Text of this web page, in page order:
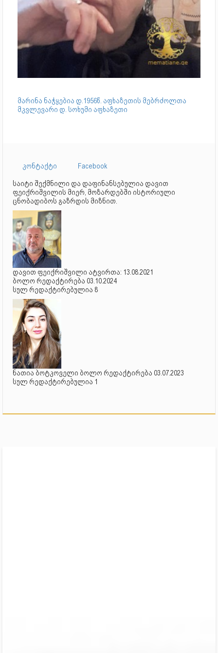
მარინა ნაჭყებია დ.1956წ. აფხაზეთის მებრძოლთა
მკვლევარი დ. სოხუმი აფხაზეთი
კონტაქტი
Facebook
საიტი შექმნილი და დაფინანსებულია დავით
ფეიქრიშვილის მიერ, მოზარდებში ისტორიული
ცნობადიბოს გაზრდის მიზნით.
დავით ფეიქრიშვილი ატვირთა: 13.08.2021
ბოლო რედაქტირება 03.10.2024
სულ რედაქტირებულია 8
ნათია ბოტკოველი ბოლო რედაქტირება 03.07.2023
სულ რედაქტირებულია 1